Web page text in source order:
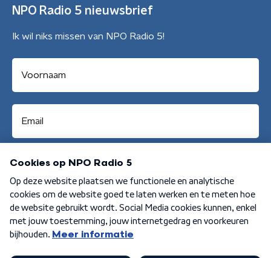
NPO Radio 5 nieuwsbrief
Ik wil niks missen van NPO Radio 5!
Aanmelden
Algemene voorwaarden